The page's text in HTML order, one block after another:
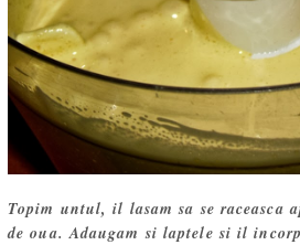
Topim untul, il lasam sa se raceasca
de oua. Adaugam si laptele si il